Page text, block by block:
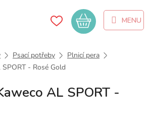
Nákupní
košík
Psací potřeby
Plnicí pera
- Rosé Gold
AL SPORT -